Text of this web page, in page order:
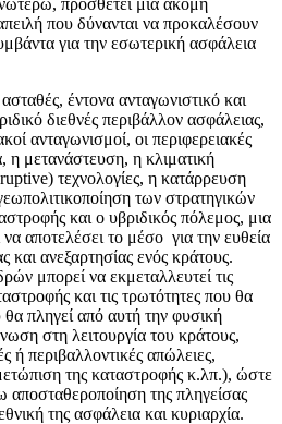
που δύνανται να προκαλέσουν
για την εσωτερική ασφάλεια
έντονα ανταγωνιστικό και
διεθνές περιβάλλον ασφάλειας,
ανταγωνισμοί, οι περιφερειακές
η μετανάστευση, η κλιματική
τεχνολογίες, η κατάρρευση
των στρατηγικών
και ο υβριδικός πόλεμος, μια
αποτελέσει το μέσο για την ευθεία
και ανεξαρτησίας ενός κράτους.
μπορεί να εκμεταλλευτεί τις
και τις τρωτότητες που θα
πληγεί από αυτή την φυσική
στη λειτουργία του κράτους,
ή περιβαλλοντικές απώλειες,
της καταστροφής κ.λπ.), ώστε
αποσταθεροποίηση της πληγείσας
της ασφάλεια και κυριαρχία.